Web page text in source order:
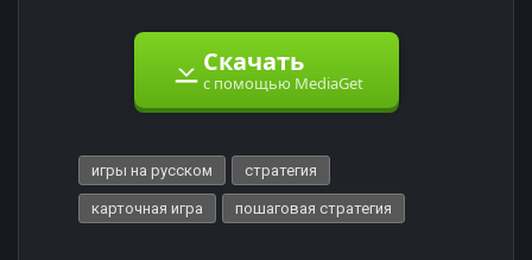
Скачать
с помощью MediaGet
игры на русском стратегия
карточная игра пошаговая стратегия